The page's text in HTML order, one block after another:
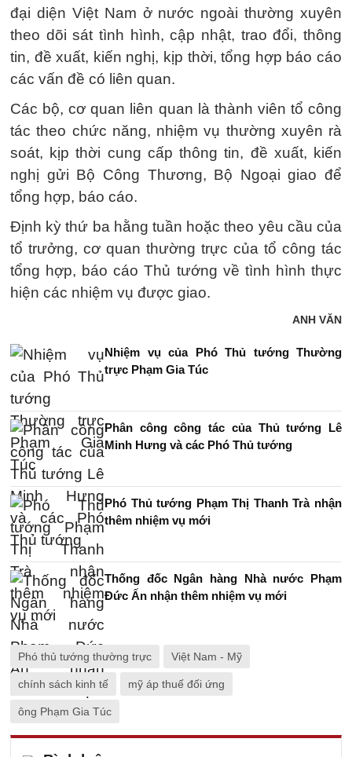
đại diện Việt Nam ở nước ngoài thường xuyên
theo dõi sát tình hình, cập nhật, trao đổi, thông
tin, đề xuất, kiến nghị, kịp thời, tổng hợp báo cáo
các vấn đề có liên quan.
Các bộ, cơ quan liên quan là thành viên tổ công
tác theo chức năng, nhiệm vụ thường xuyên rà
soát, kịp thời cung cấp thông tin, đề xuất, kiến
nghị gửi Bộ Công Thương, Bộ Ngoại giao để
tổng hợp, báo cáo.
Định kỳ thứ ba hằng tuần hoặc theo yêu cầu của
tổ trưởng, cơ quan thường trực của tổ công tác
tổng hợp, báo cáo Thủ tướng về tình hình thực
hiện các nhiệm vụ được giao.
ANH VĂN
Nhiệm vụ của Phó Thủ tướng Thường
trực Phạm Gia Túc
Phân công công tác của Thủ tướng Lê
Minh Hưng và các Phó Thủ tướng
Phó Thủ tướng Phạm Thị Thanh Trà nhận
thêm nhiệm vụ mới
Thống đốc Ngân hàng Nhà nước Phạm
Đức Ấn nhận thêm nhiệm vụ mới
Phó thủ tướng thường trực Việt Nam - Mỹ
chính sách kinh tế mỹ áp thuế đối ứng
ông Phạm Gia Túc